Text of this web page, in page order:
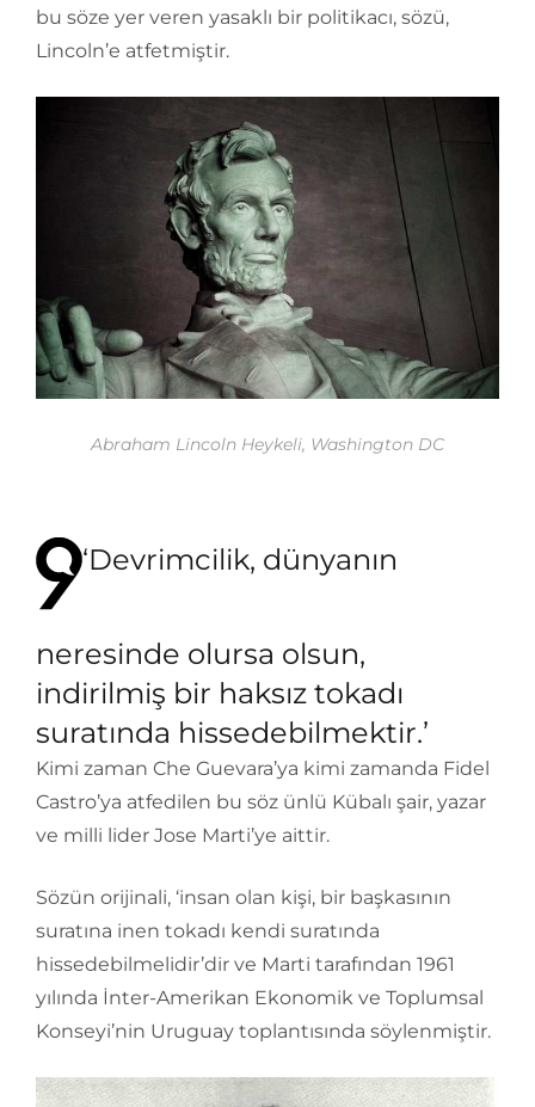
bu söze yer veren yasaklı bir politikacı, sözü,
Lincoln’e atfetmiştir.
Abraham Lincoln Heykeli, Washington DC
‘Devrimcilik, dünyanın
neresinde olursa olsun,
indirilmiş bir haksız tokadı
suratında hissedebilmektir.’
Kimi zaman Che Guevara’ya kimi zamanda Fidel
Castro’ya atfedilen bu söz ünlü Kübalı şair, yazar
ve milli lider Jose Marti’ye aittir.
Sözün orijinali, ‘insan olan kişi, bir başkasının
suratına inen tokadı kendi suratında
hissedebilmelidir’dir ve Marti tarafından 1961
yılında İnter-Amerikan Ekonomik ve Toplumsal
Konseyi’nin Uruguay toplantısında söylenmiştir.